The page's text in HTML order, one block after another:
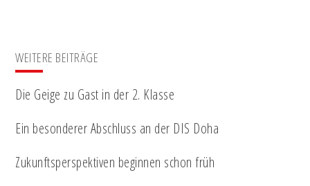
WEITERE BEITRÄGE
Die Geige zu Gast in der 2. Klasse
Ein besonderer Abschluss an der DIS Doha
Zukunftsperspektiven beginnen schon früh